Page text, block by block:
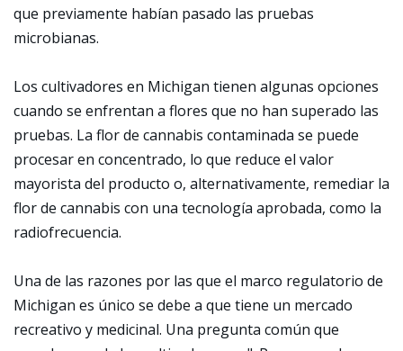
que previamente habían pasado las pruebas
microbianas.
Los cultivadores en Michigan tienen algunas opciones
cuando se enfrentan a flores que no han superado las
pruebas. La flor de cannabis contaminada se puede
procesar en concentrado, lo que reduce el valor
mayorista del producto o, alternativamente, remediar la
flor de cannabis con una tecnología aprobada, como la
radiofrecuencia.
Una de las razones por las que el marco regulatorio de
Michigan es único se debe a que tiene un mercado
recreativo y medicinal. Una pregunta común que